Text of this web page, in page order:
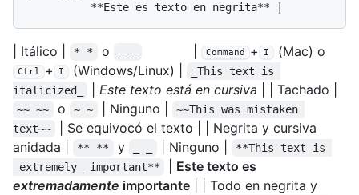
| Itálico | * * o Command + I (Mac) o
Ctrl + I (Windows/Linux) |
_This text is
italicized_
|Este texto está en cursiva | | Tachado |
~~ ~~ o ~ ~ | Ninguno |
~~This was mistaken
text~~
|Se equivocó el texto| | Negrita y cursiva
anidada |
** ** y | Ninguno |
**This text is
_extremely_ important**
Este texto es
extremadamente importante | | Todo en negrita y